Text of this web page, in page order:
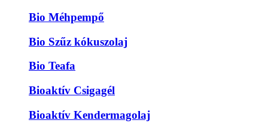
Bio Méhpempő
Bio Szűz kókuszolaj
Bio Teafa
Bioaktív Csigagél
Bioaktív Kendermagolaj